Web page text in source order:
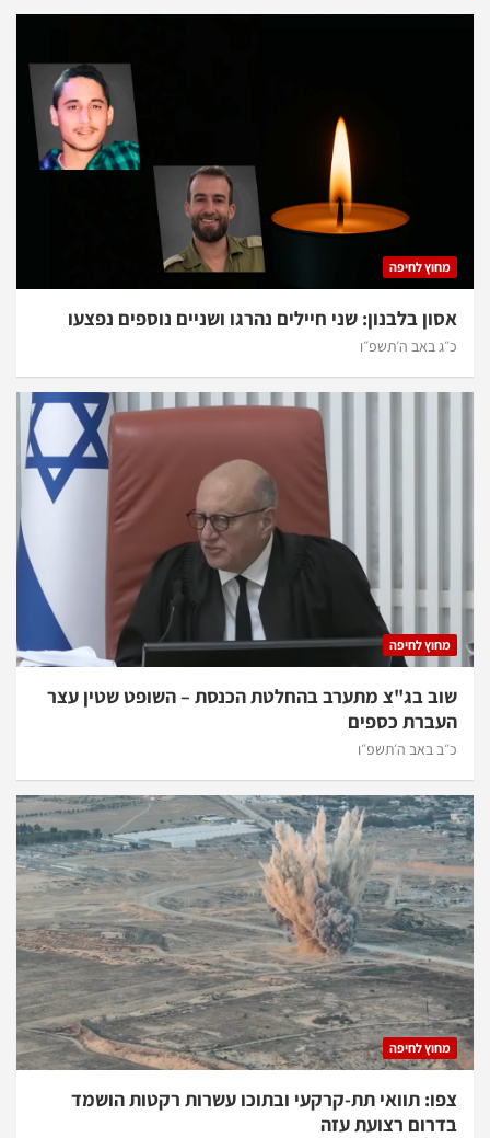
מחוץ לחיפה
אסון בלבנון: שני חיילים נהרגו ושניים נוספים נפצעו
כ״ג באב ה׳תשפ״ו
מחוץ לחיפה
שוב בג"צ מתערב בהחלטת הכנסת – השופט שטין עצר
העברת כספים
כ״ב באב ה׳תשפ״ו
מחוץ לחיפה
צפו: תוואי תת-קרקעי ובתוכו עשרות רקטות הושמד
בדרום רצועת עזה